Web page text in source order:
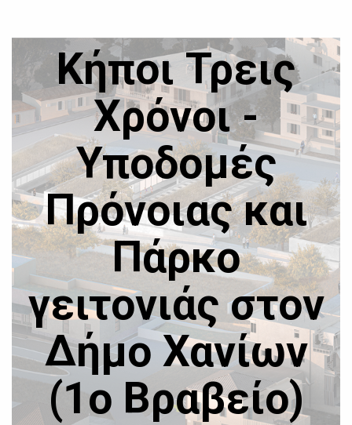
Κήπoι Τρεις
Χρόνοι -
Υποδομές
Πρόνοιας και
Πάρκο
γειτονιάς στον
Δήμο Χανίων
(1ο Βραβείο)